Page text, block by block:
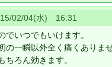
02/04(水) 16:31
でいつでもいけます。
の一瞬以外全く痛くありま
ちろん効きます。